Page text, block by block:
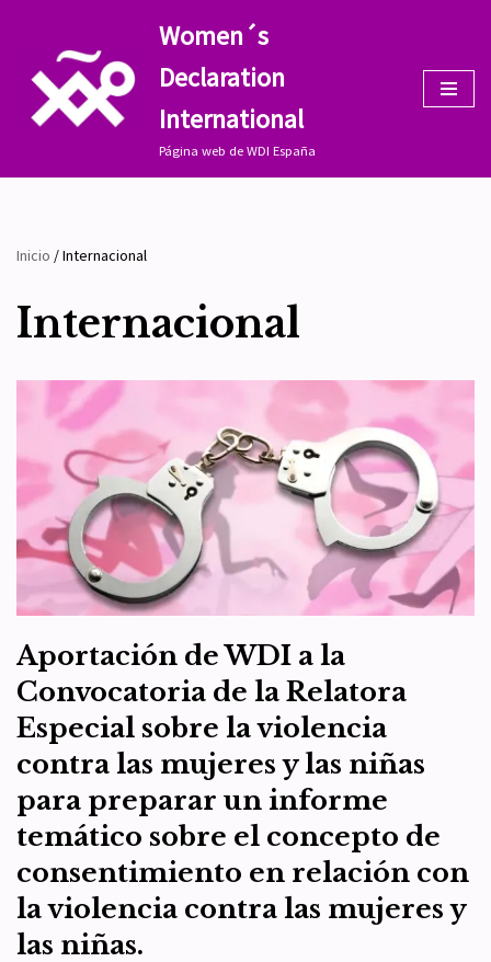
contenido
Women´s
Declaration
International
Página web de WDI España
Inicio /Internacional
Internacional
Aportación de WDI a la
Convocatoria de la Relatora
Especial sobre la violencia
contra las mujeres y las niñas
para preparar un informe
temático sobre el concepto de
consentimiento en relación con
la violencia contra las mujeres y
las niñas.